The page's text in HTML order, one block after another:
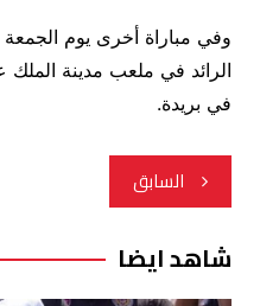
وفي مباراة أخرى يوم الجمعة
الرائد في ملعب مدينة الملك
في بريدة.
تصفّح
المقالات
السابق
شاهد ايضا